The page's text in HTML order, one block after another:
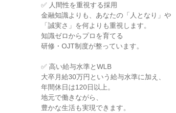
✅ 人間性を重視する採用
金融知識よりも、あなたの「人となり」や
「誠実さ」を何よりも重視します。
知識ゼロからプロを育てる
研修・OJT制度が整っています。
✅ 高い給与水準とWLB
大卒月給30万円という給与水準に加え、
年間休日は120日以上。
地元で働きながら、
豊かな生活も実現できます。